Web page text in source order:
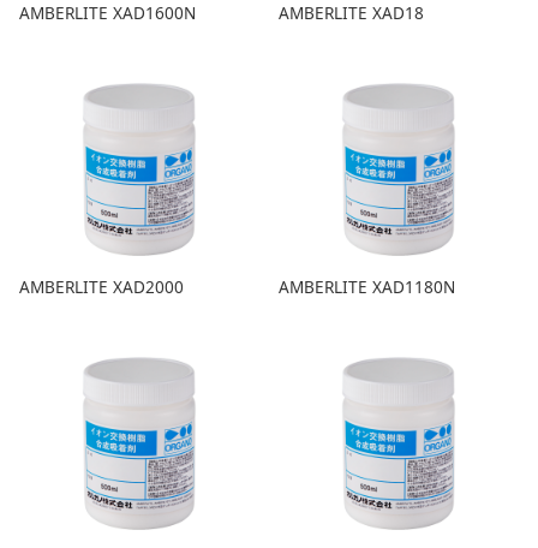
AMBERLITE XAD1600N AMBERLITE XAD18
AMBERLITE XAD2000 AMBERLITE XAD1180N